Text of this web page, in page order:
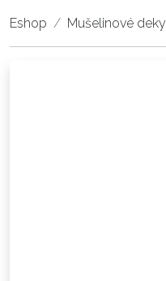
Eshop Mušelinové deky